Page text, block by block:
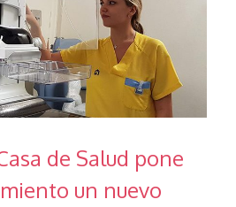
de Salud pone
un nuevo